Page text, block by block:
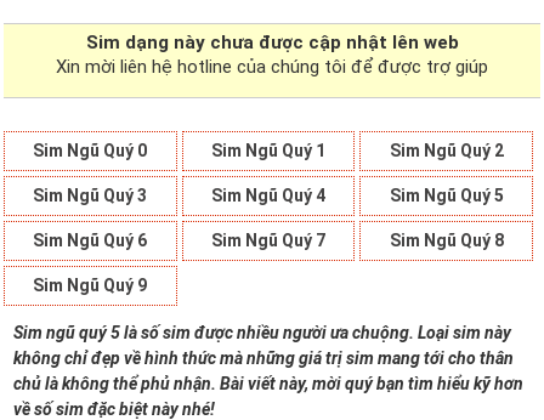
Sim dạng này chưa được cập nhật lên web
Xin mời liên hệ hotline của chúng tôi để được trợ giúp
Sim Ngũ Quý 0 Sim Ngũ Quý 1 Sim Ngũ Quý 2
Sim Ngũ Quý 3 Sim Ngũ Quý 4 Sim Ngũ Quý 5
Sim Ngũ Quý 6 Sim Ngũ Quý 7 Sim Ngũ Quý 8
Sim Ngũ Quý 9
Sim ngũ quý 5 là số sim được nhiều người ưa chuộng. Loại sim này
không chỉ đẹp về hình thức mà những giá trị sim mang tới cho thân
chủ là không thể phủ nhận. Bài viết này, mời quý bạn tìm hiểu kỹ hơn
về số sim đặc biệt này nhé!